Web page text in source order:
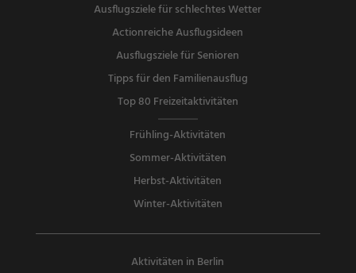
Ausflugsziele für schlechtes Wetter
Actionreiche Ausflugsideen
Ausflugsziele für Senioren
Tipps für den Familienausflug
Top 80 Freizeitaktivitäten
Frühling-Aktivitäten
Sommer-Aktivitäten
Herbst-Aktivitäten
Winter-Aktivitäten
Aktivitäten in Berlin